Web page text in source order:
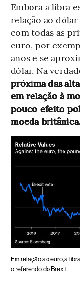
Embora a libra
relação ao
com todas as
euro, por
anos e se
dólar. Na
próxima das
em relação à
pouco efeito
moeda britânica.
Em relação ao euro, a
o referendo do Brexit